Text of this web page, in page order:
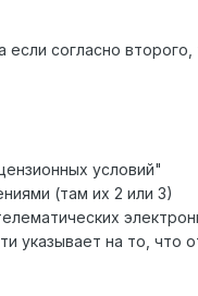
согласно
условий"
(там их 2 или 3)
на то, что